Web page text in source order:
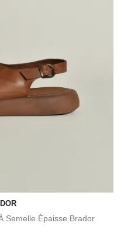
Semelle Épaisse Brador